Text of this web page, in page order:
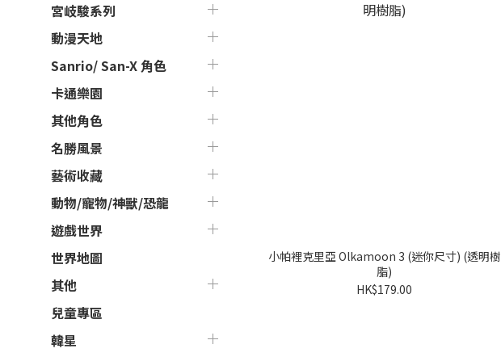
宮岐駿系列
動漫天地
Sanrio/ San-X 角色
卡通樂園
其他角色
名勝風景
藝術收藏
動物/寵物/神獸/恐龍
遊戲世界
世界地圖
其他
兒童專區
韓星
小帕裡克里亞 Olkamoon 3 (迷你尺寸) (透明樹
脂)
HK$179.00